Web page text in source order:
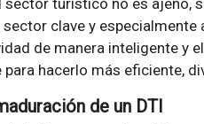
sector turístico no es ajeno,
clave y especialmente
de manera inteligente y
hacerlo más eficiente,
de un DTI